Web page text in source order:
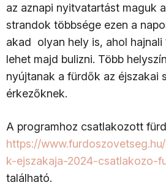
az aznapi nyitvatartást maguk
strandok többsége ezen a
akad olyan hely is, ahol
lehet majd bulizni. Több
nyújtanak a fürdők az éjszakai
érkezőknek.
A programhoz csatlakozott
https://
k-ejszakaja-2024-csatlakozo-
található.